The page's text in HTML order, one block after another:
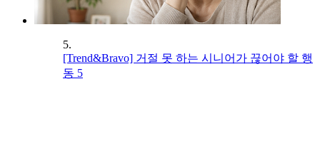
5.
[Trend&Bravo] 거절 못 하는 시니어가 끊어야 할 행
동 5